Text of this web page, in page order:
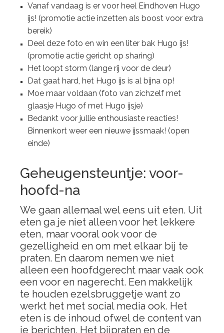
Vanaf vandaag is er voor heel Eindhoven Hugo
ijs! (promotie actie inzetten als boost voor extra
bereik)
Deel deze foto en win een liter bak Hugo ijs!
(promotie actie gericht op sharing)
Het loopt storm (lange rij voor de deur)
Dat gaat hard, het Hugo ijs is al bijna op!
Moe maar voldaan (foto van zichzelf met
glaasje Hugo of met Hugo ijsje)
Bedankt voor jullie enthousiaste reacties!
Binnenkort weer een nieuwe ijssmaak! (open
einde)
Geheugensteuntje: voor-
hoofd-na
We gaan allemaal wel eens uit eten. Uit
eten ga je niet alleen voor het lekkere
eten, maar vooral ook voor de
gezelligheid en om met elkaar bij te
praten. En daarom nemen we niet
alleen een hoofdgerecht maar vaak ook
een voor en nagerecht. Een makkelijk
te houden ezelsbruggetje want zo
werkt het met social media ook. Het
eten is de inhoud ofwel de content van
je berichten. Het bijpraten en de